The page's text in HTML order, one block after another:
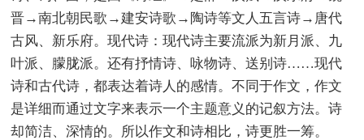
晋→南北朝民歌→建安诗歌→陶诗等文人五言诗→唐代
古风、新乐府。现代诗：现代诗主要流派为新月派、九
叶派、朦胧派。还有抒情诗、咏物诗、送别诗……现代
诗和古代诗，都表达着诗人的感情。不同于作文，作文
是详细而通过文字来表示一个主题意义的记叙方法。诗
却简洁、深情的。所以作文和诗相比，诗更胜一筹。